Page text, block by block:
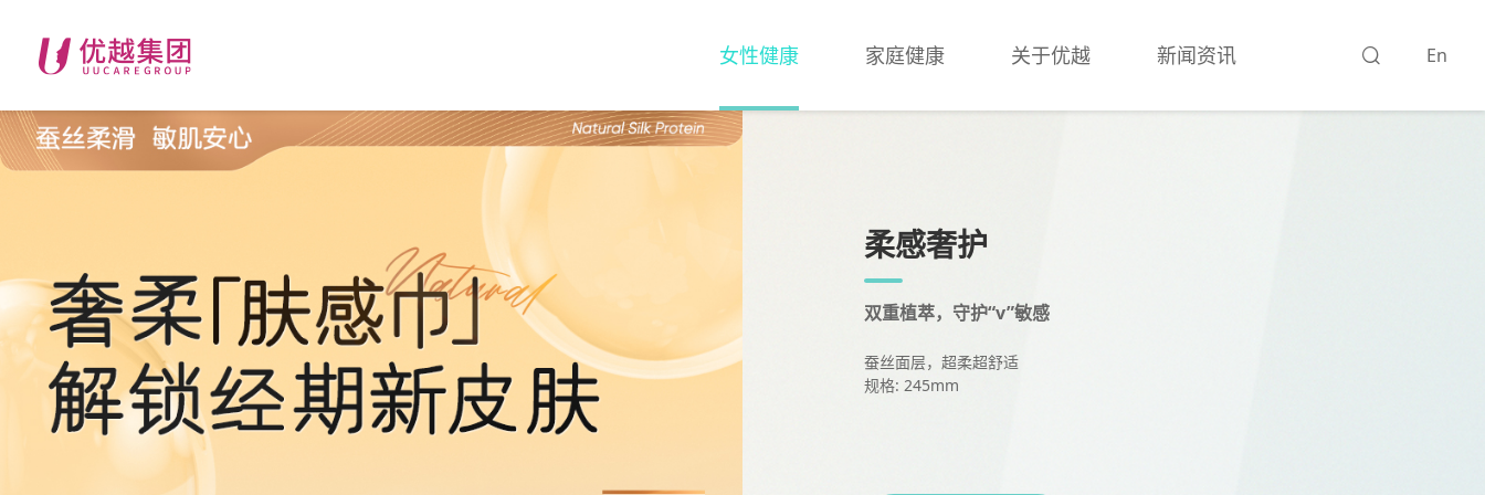
En
女性健康 家庭健康 关于优越 新闻资讯
柔感奢护
双重植萃，守护“v”敏感
蚕丝面层，超柔超舒适
规格: 245mm